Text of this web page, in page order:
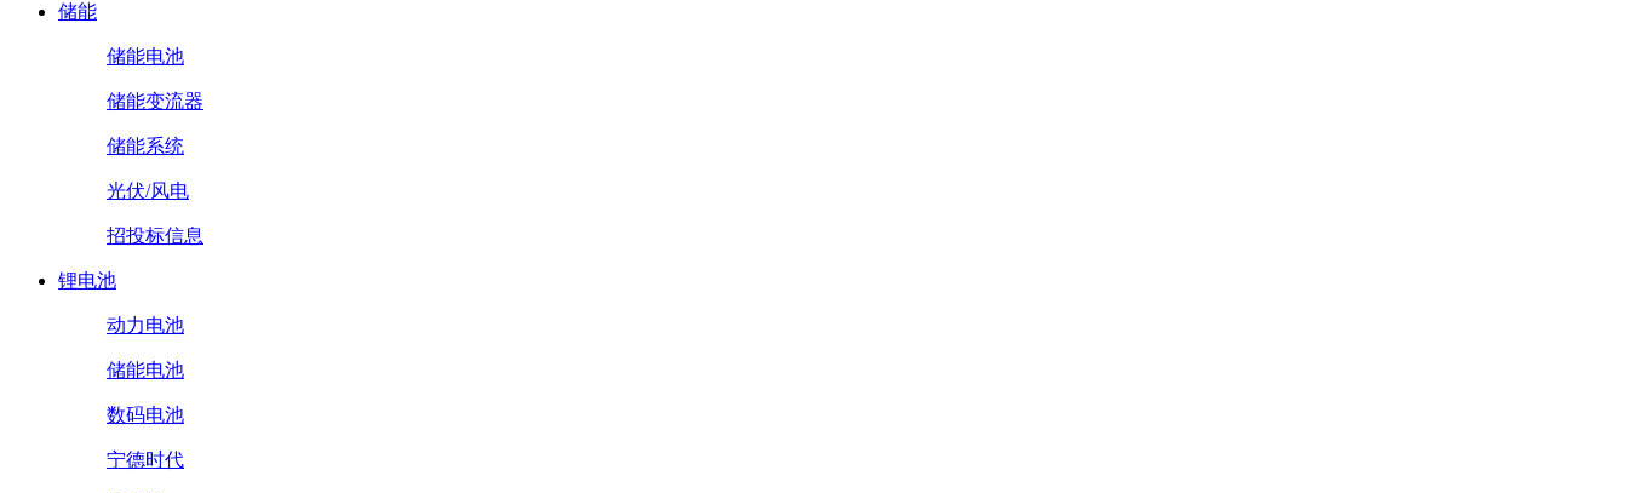
储能
储能电池
储能变流器
储能系统
光伏/风电
招投标信息
锂电池
动力电池
储能电池
数码电池
宁德时代